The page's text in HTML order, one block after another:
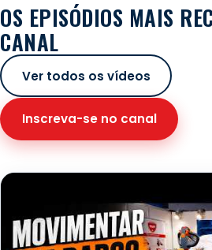
OS EPISÓDIOS MAIS
CANAL
Ver todos os vídeos
Inscreva-se no canal